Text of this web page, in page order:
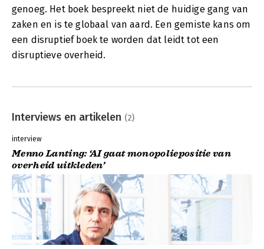
genoeg. Het boek bespreekt niet de huidige gang van
zaken en is te globaal van aard. Een gemiste kans om
een disruptief boek te worden dat leidt tot een
disruptieve overheid.
Interviews en artikelen (2)
interview
Menno Lanting: ‘AI gaat monopoliepositie van
overheid uitkleden’